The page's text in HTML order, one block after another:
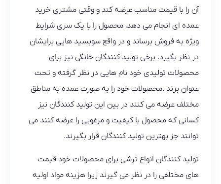
آن را با قیمت مناسب عرضه کند و وقتی مشتری خرید
عمده ای انجام می دهد، محصول را با یک سری شرایط
ویژه به فروش برساند و در واقع سوبسید هایی برایشان
در نظر بگیرد. برخی تولید کنندگان خانگی نیز برای
محصولات تولیدی خود نام هایی در نظر گرفته و تحت
عنوان برند .محصولات خود را به صورت عمده به مناطق
مختلف عرضه می کنند در بین این تولید کنندگان نیز
کسانی که محصول با کیفیت و مرغوبی را عرضه کنند می
توانند جز بهترین تولید کنندگان قرار بگیرند.
تولید کنندگان انواع ترشی برای محصولات خود قیمت
های مختلفی را در نظر می گیرند زیرا هزینه مواد اولیه